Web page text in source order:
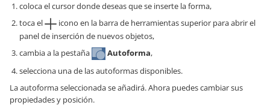
coloca el cursor donde deseas que se inserte la forma,
toca el
icono en la barra de herramientas superior para abrir el
panel de inserción de nuevos objetos,
cambia a la pestaña
Autoforma,
selecciona una de las autoformas disponibles.
La autoforma seleccionada se añadirá. Ahora puedes cambiar sus
propiedades y posición.